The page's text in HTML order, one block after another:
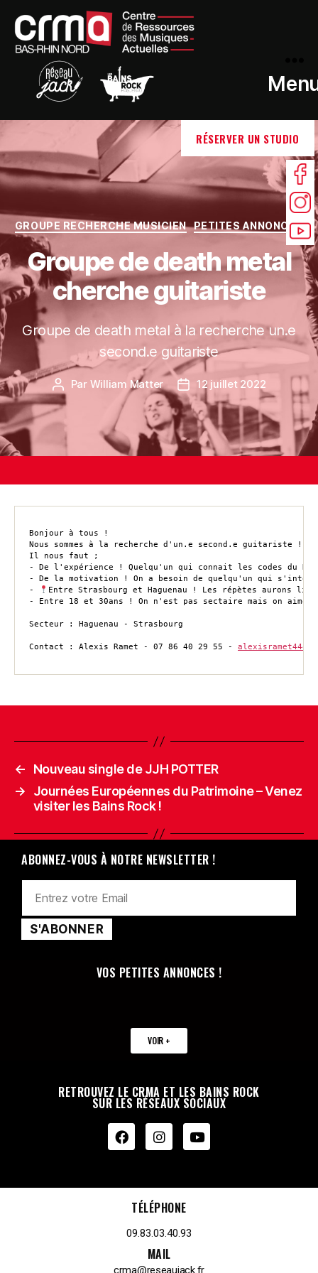
RÉSERVER UN STUDIO
GROUPE RECHERCHE MUSICIEN PETITES ANNONCES
Groupe de death metal
cherche guitariste
Groupe de death metal à la recherche un.e
second.e guitariste
Par William Matter 12 juillet 2022
Bonjour à tous !
Nous sommes à la recherche d'un.e second.e guitariste
Il nous faut ;
- De l'expérience ! Quelqu'un qui connait les codes du
- De la motivation ! On a besoin de quelqu'un qui
-
Entre Strasbourg et Haguenau ! Les répètes aurons
- Entre 18 et 30ans ! On n'est pas sectaire mais on
Secteur : Haguenau - Strasbourg
Contact : Alexis Ramet - 07 86 40 29 55 -
←
Nouveau single de JJH POTTER
→
Journées Européennes du Patrimoine – Venez
visiter les Bains Rock !
ABONNEZ-VOUS À NOTRE NEWSLETTER !
VOS PETITES ANNONCES !
VOIR +
RETROUVEZ LE CRMA ET LES BAINS ROCK
SUR LES RÉSEAUX SOCIAUX
TÉLÉPHONE
09.83.03.40.93
MAIL
crma@reseaujack.fr